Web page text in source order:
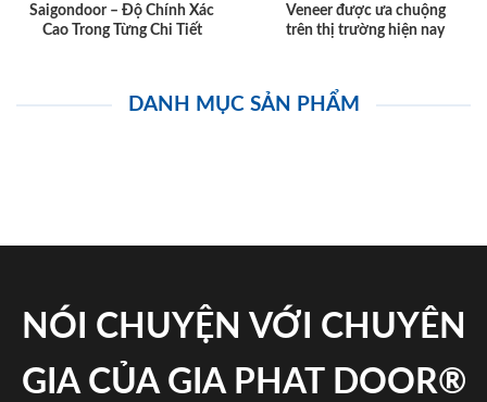
Saigondoor – Độ Chính Xác
Cao Trong Từng Chi Tiết
Veneer được ưa chuộng
trên thị trường hiện nay
DANH MỤC SẢN PHẨM
NÓI CHUYỆN VỚI CHUYÊN
GIA CỦA GIA PHAT DOOR®